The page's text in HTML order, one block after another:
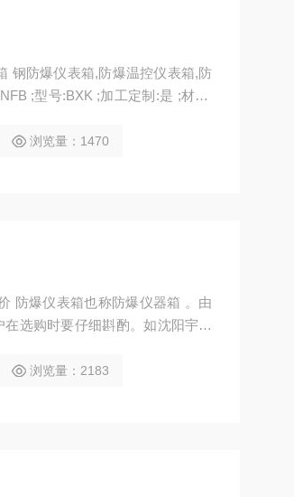
钢防爆仪表箱,防爆温控仪表箱,防
;型号:BXK ;加工定制:是 ;材质:
对每个客户的要求定制本产品，
浏览量：1470
防爆仪表箱也称防爆仪器箱 。由
选购时要仔细斟酌。如沈阳宇航
区、2区危险场所， IIA、IIB、II
浏览量：2183